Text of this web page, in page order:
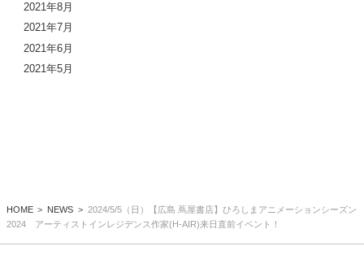
2021年8月
2021年7月
2021年6月
2021年5月
HOME NEWS
2024/5/5（日）【広島 蔦屋書店】ひろしまアニメーションシーズン
2024 アーティストインレジデンス作家(H-AIR)来日直前イベント！